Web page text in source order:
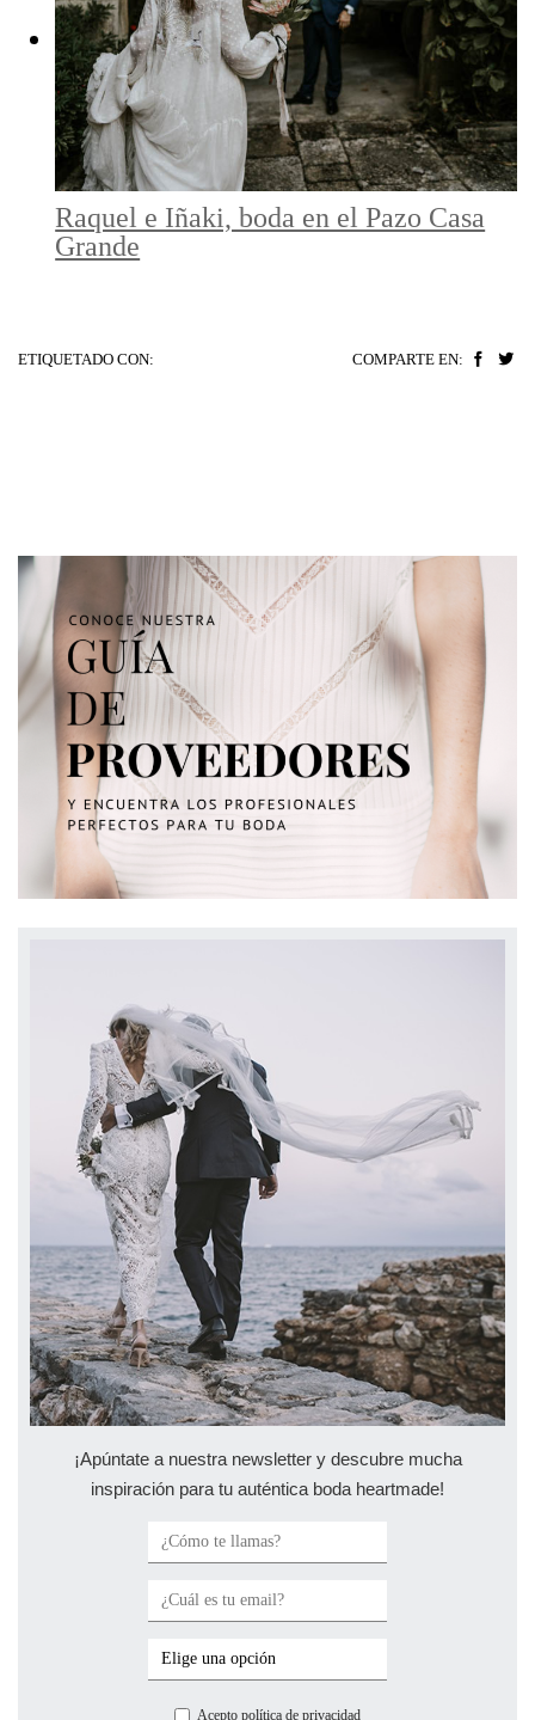
Raquel e Iñaki, boda en el Pazo Casa
Grande
ETIQUETADO CON: COMPARTE EN:
¡Apúntate a nuestra newsletter y descubre mucha
inspiración para tu auténtica boda heartmade!
Acepto política de privacidad